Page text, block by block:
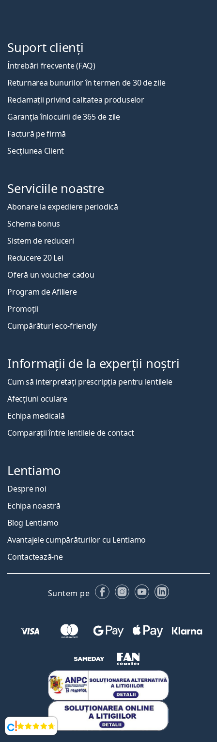
Opinii
Suport clienți
Întrebări frecvente (FAQ)
Returnarea bunurilor în termen de 30 de zile
Reclamații privind calitatea produselor
Garanția înlocuirii de 365 de zile
Factură pe firmă
Secțiunea Client
Serviciile noastre
Abonare la expediere periodică
Schema bonus
Sistem de reduceri
Reducere 20 Lei
Oferă un voucher cadou
Program de Afiliere
Promoții
Cumpărături eco-friendly
Informații de la experții noștri
Cum să interpretați prescripția pentru lentilele
Afecțiuni oculare
Echipa medicală
Comparații între lentilele de contact
Lentiamo
Despre noi
Echipa noastră
Blog Lentiamo
Avantajele cumpărăturilor cu Lentiamo
Contactează-ne
Suntem pe FacebookInstagram
YouTubeLinkedIn